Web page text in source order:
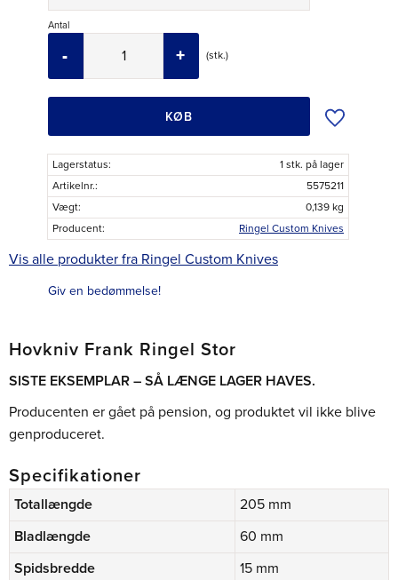
Antal
stk.
+
-
KØB Tilføj til
Lagerstatus
1 stk. på lager
Artikelnr.
5575211
Vægt
0,139 kg
Producent
Ringel Custom Knives
Vis alle produkter fra Ringel Custom Knives
Giv en bedømmelse!
Hovkniv Frank Ringel Stor
SISTE EKSEMPLAR – SÅ LÆNGE LAGER HAVES.
Producenten er gået på pension, og produktet vil ikke blive
genproduceret.
Specifikationer
Totallængde
205 mm
Bladlængde
60 mm
Spidsbredde
15 mm